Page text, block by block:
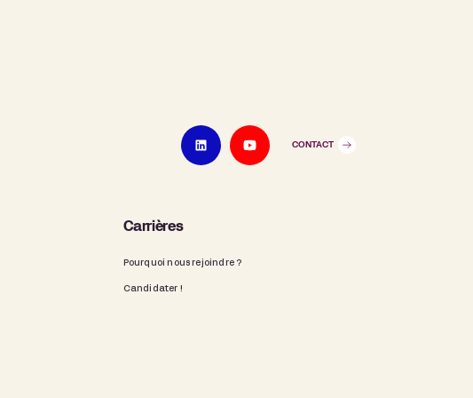
CONTACT
Carrières
Pourquoi nous rejoindre ?
Candidater !